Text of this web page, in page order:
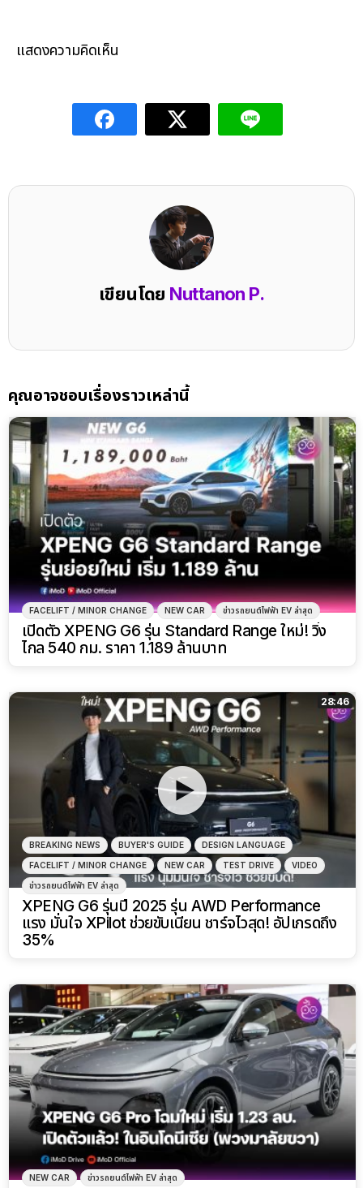
แสดงความคิดเห็น
เขียนโดย Nuttanon P.
คุณอาจชอบเรื่องราวเหล่านี้
FACELIFT / MINOR CHANGE NEW CAR ข่าวรถยนต์ไฟฟ้า EV ล่าสุด
เปิดตัว XPENG G6 รุ่น Standard Range ใหม่! วิ่ง
ไกล 540 กม. ราคา 1.189 ล้านบาท
28:46
BREAKING NEWS BUYER'S GUIDE DESIGN LANGUAGE
FACELIFT / MINOR CHANGE NEW CAR TEST DRIVE VIDEO
ข่าวรถยนต์ไฟฟ้า EV ล่าสุด
XPENG G6 รุ่นปี 2025 รุ่น AWD Performance
แรง มั่นใจ XPilot ช่วยขับเนียน ชาร์จไวสุด! อัปเกรดถึง
35%
NEW CAR ข่าวรถยนต์ไฟฟ้า EV ล่าสุด